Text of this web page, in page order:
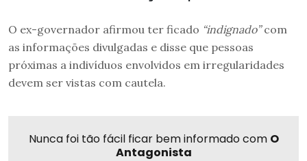
O ex-governador afirmou ter ficado “indignado”com
as informações divulgadas e disse que pessoas
próximas a indivíduos envolvidos em irregularidades
devem ser vistas com cautela.
Nunca foi tão fácil ficar bem informado com O
Antagonista